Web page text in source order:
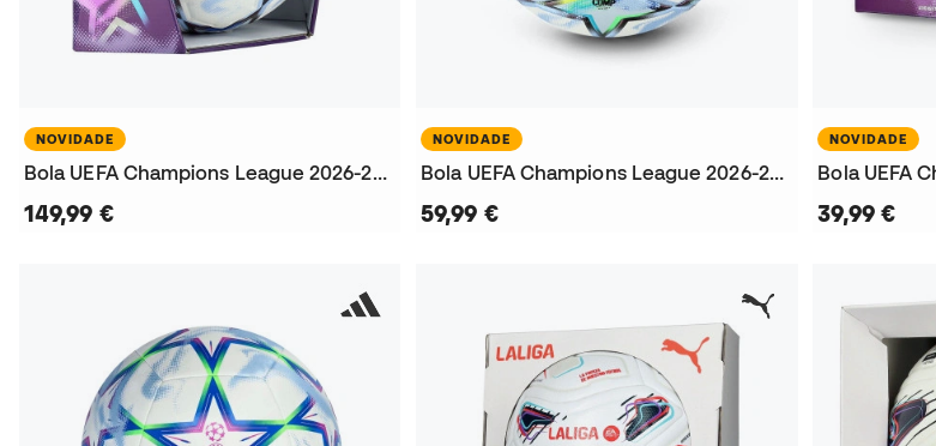
NOVIDADE
Bola UEFA Champions League 2026-2027 Pro
149,99 €
NOVIDADE
Bola UEFA Champions League 2026-2027 Competition
59,99 €
NOVIDADE
39,99 €